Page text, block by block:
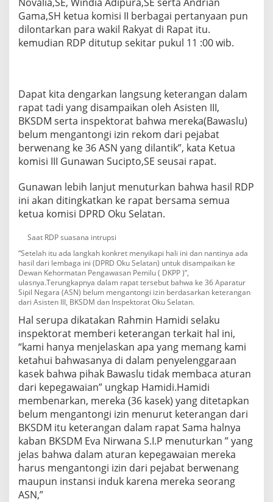
u
n
g
6
K
a
s
k
T
k
A
a
i
n
Gama,SH ketua komisi II berbagai pertanyaan pun
dilontarkan para wakil Rakyat di Rapat itu.
kemudian RDP ditutup sekitar pukul 11 :00 wib.
Dapat kita dengarkan langsung keterangan dalam
rapat tadi yang disampaikan oleh Asisten III,
BKSDM serta inspektorat bahwa mereka(Bawaslu)
belum mengantongi izin rekom dari pejabat
berwenang ke 36 ASN yang dilantik”, kata Ketua
komisi III Gunawan Sucipto,SE seusai rapat.
Gunawan lebih lanjut menuturkan bahwa hasil RDP
ini akan ditingkatkan ke rapat bersama semua
ketua komisi DPRD Oku Selatan.
Saat RDP suasana intrupsi
“Setelah itu ada langkah konkret menyikapi hali ini dan nantinya ada
hasil dari lembaga ini (DPRD Oku Selatan) untuk disampaikan ke
Dewan Kehormatan Pengawasan Pemilu ( DKPP )”,
ulasnya.Terungkapnya dalam rapat tersebut bahwa ke 36 Aparatur
Sipil Negara (ASN) belum mengantongi izin berdasarkan keterangan
dari Asisten III, BKSDM dan Inspektorat Oku Selatan.
Hal serupa dikatakan Rahmin Hamidi selaku
inspektorat memberi keterangan terkait hal ini,
“kami hanya menjelaskan apa yang memang kami
ketahui bahwasanya di dalam penyelenggaraan
kasek bahwa pihak Bawaslu tidak membaca aturan
dari kepegawaian” ungkap Hamidi.Hamidi
membenarkan, mereka (36 kasek) yang ditetapkan
belum mengantongi izin menurut keterangan dari
BKSDM itu keterangan dalam rapat Sama halnya
kaban BKSDM Eva Nirwana S.I.P menuturkan ” yang
jelas bahwa dalam aturan kepegawaian mereka
harus mengantongi izin dari pejabat berwenang
maupun instansi induk karena mereka seorang
ASN,”